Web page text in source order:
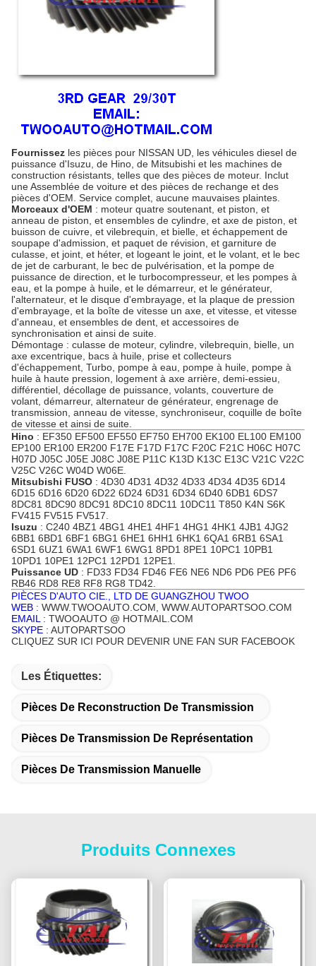
Fournissez les pièces pour NISSAN UD, les véhicules diesel de
puissance d'Isuzu, de Hino, de Mitsubishi et les machines de
construction résistants, telles que des pièces de moteur. Inclut
une Assemblée de voiture et des pièces de rechange et des
pièces d'OEM. Service complet, aucune mauvaises plaintes.
Morceaux d'OEM : moteur quatre soutenant, et piston, et
anneau de piston, et ensembles de cylindre, et axe de piston, et
buisson de cuivre, et vilebrequin, et bielle, et échappement de
soupape d'admission, et paquet de révision, et garniture de
culasse, et joint, et héter, et logeant le joint, et le volant, et le bec
de jet de carburant, le bec de pulvérisation, et la pompe de
puissance de direction, et le turbocompresseur, et les pompes à
eau, et la pompe à huile, et le démarreur, et le générateur,
l'alternateur, et le disque d'embrayage, et la plaque de pression
d'embrayage, et la boîte de vitesse un axe, et vitesse, et vitesse
d'anneau, et ensembles de dent, et accessoires de
synchronisation et ainsi de suite.
Démontage : culasse de moteur, cylindre, vilebrequin, bielle, un
axe excentrique, bacs à huile, prise et collecteurs
d'échappement, Turbo, pompe à eau, pompe à huile, pompe à
huile à haute pression, logement à axe arrière, demi-essieu,
différentiel, décollage de puissance, volants , couverture de
volant, démarreur, alternateur de générateur, engrenage de
transmission, anneau de vitesse, synchroniseur, coquille de boîte
de vitesse et ainsi de suite.
Hino : EF350 EF500 EF550 EF750 EH700 EK100 EL100 EM100
EP100 ER100 ER200 F17E F17D F17C F20C F21C H06C H07C
H07D J05C J05E J08C J08E P11C K13D K13C E13C V21C V22C
V25C V26C W04D W06E.
Mitsubishi FUSO : 4D30 4D31 4D32 4D33 4D34 4D35 6D14
6D15 6D16 6D20 6D22 6D24 6D31 6D34 6D40 6DB1 6DS7
8DC81 8DC90 8DC91 8DC10 8DC11 10DC11 T850 K4N S6K
FV415 FV515 FV517
Isuzu : C240 4BZ1 4BG1 4HE1 4HF1 4HG1 4HK1 4JB1 4JG2
6BB1 6BD1 6BF1 6BG1 6HE1 6HH1 6HK1 6QA1 6RB1 6SA1
6SD1 6UZ1 6WA1 6WF1 6WG1 8PD1 8PE1 10PC1 10PB1
10PD1 10PE1 12PC1 12PD1 12PE1.
Puissance UD : FD33 FD34 FD46 FE6 NE6 ND6 PD6 PE6 PF6
RB46 RD8 RE8 RF8 RG8 TD42.
PIÈCES D'AUTO CIE., LTD DE GUANGZHOU TWOO
WEB : WWW.TWOOAUTO.COM, WWW.AUTOPARTSOO.COM
EMAIL : TWOOAUTO @ HOTMAIL.COM
SKYPE : AUTOPARTSOO
CLIQUEZ SUR ICI POUR DEVENIR UNE FAN SUR FACEBOOK
Les Étiquettes:
Pièces De Reconstruction De Transmission
Pièces De Transmission De Représentation
Pièces De Transmission Manuelle
Produits Connexes